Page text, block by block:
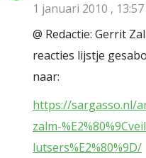
1 januari 2010 , 13:57
@ Redactie: Gerrit
reacties lijstje
naar:
https://sargasso.nl/
zalm-
lutsers%E2%80%9D/